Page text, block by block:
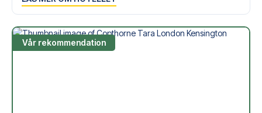
Vår rekommendation